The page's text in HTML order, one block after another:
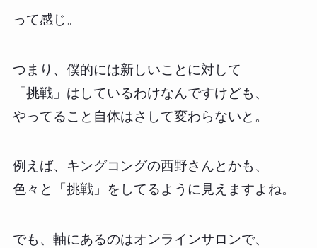
って感じ。
つまり、僕的には新しいことに対して
「挑戦」はしているわけなんですけども、
やってること自体はさして変わらないと。
例えば、キングコングの西野さんとかも、
色々と「挑戦」をしてるように見えますよね。
でも、軸にあるのはオンラインサロンで、